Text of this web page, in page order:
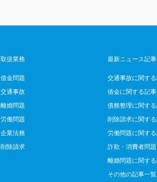
取扱業務
借金問題
交通事故
離婚問題
労働問題
企業法務
削除請求
最新ニュース記
交通事故に関す
借金に関する記
債務整理に関す
削除請求に関す
労働問題に関す
詐欺・消費者問
離婚問題に関す
その他の記事一覧